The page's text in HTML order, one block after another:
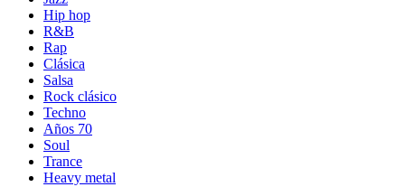
Hip hop
R&B
Rap
Clásica
Salsa
Rock clásico
Techno
Años 70
Soul
Trance
Heavy metal